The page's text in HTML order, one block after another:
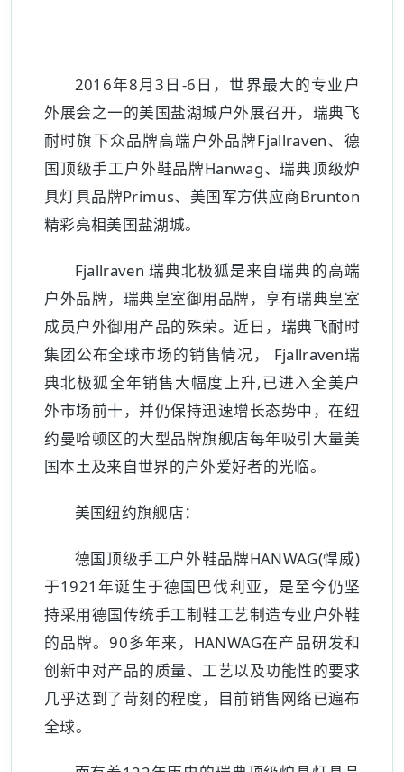
2016年8月3日-6日，世界最大的专业户
外展会之一的美国盐湖城户外展召开，瑞典飞
耐时旗下众品牌高端户外品牌Fjallraven、德
国顶级手工户外鞋品牌Hanwag、瑞典顶级炉
具灯具品牌Primus、美国军方供应商Brunton
精彩亮相美国盐湖城。
Fjallraven 瑞典北极狐是来自瑞典的高端
户外品牌，瑞典皇室御用品牌，享有瑞典皇室
成员户外御用产品的殊荣。近日，瑞典飞耐时
集团公布全球市场的销售情况， Fjallraven瑞
典北极狐全年销售大幅度上升,已进入全美户
外市场前十，并仍保持迅速增长态势中，在纽
约曼哈顿区的大型品牌旗舰店每年吸引大量美
国本土及来自世界的户外爱好者的光临。
美国纽约旗舰店：
德国顶级手工户外鞋品牌HANWAG(悍威)
于1921年诞生于德国巴伐利亚，是至今仍坚
持采用德国传统手工制鞋工艺制造专业户外鞋
的品牌。90多年来，HANWAG在产品研发和
创新中对产品的质量、工艺以及功能性的要求
几乎达到了苛刻的程度，目前销售网络已遍布
全球。